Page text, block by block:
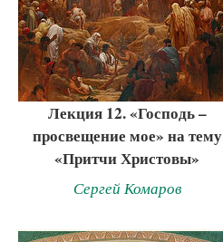
Лекция 12. «Господь –
просвещение мое» на тему
«Притчи Христовы»
Сергей Комаров